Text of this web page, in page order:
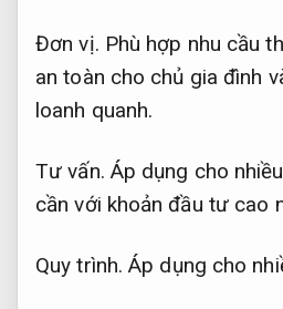
Đơn vị. Phù hợp nhu cầu
an toàn cho chủ gia đình
loanh quanh.
Tư vấn. Áp dụng cho
cần với khoản đầu tư cao
Quy trình. Áp dụng cho